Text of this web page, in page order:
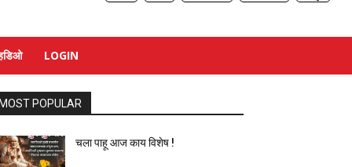
LOGIN
MOST POPULAR
चला पाहू आज काय विशेष !